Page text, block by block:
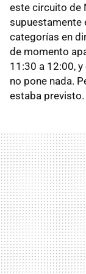
este circuito de
supuestamente
categorías en
de momento
11:30 a 12:00,
no pone nada.
estaba